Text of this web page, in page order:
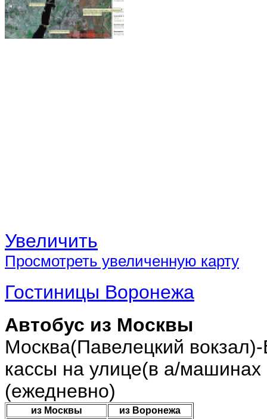
Увеличить
Просмотреть увеличенную карту
Гостиницы Воронежа
Автобус из Москвы
Москва(Павелецкий
кассы на улице(в а/
(ежедневно)
из Москвы
из Воронежа